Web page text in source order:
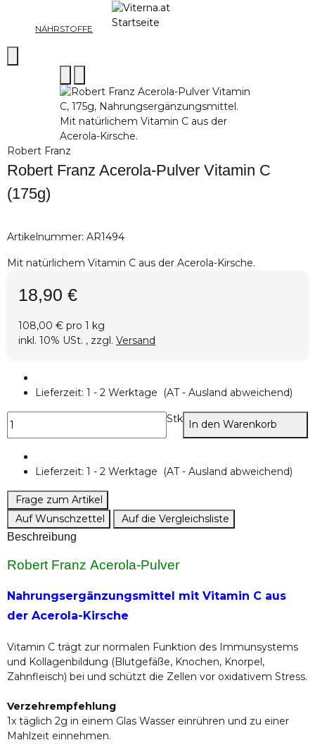
NÄHRSTOFFE
Robert Franz
Robert Franz Acerola-Pulver Vitamin C
(175g)
Artikelnummer: AR1494
Mit natürlichem Vitamin C aus der Acerola-Kirsche.
18,90 €
108,00 € pro 1 kg
inkl. 10% USt. , zzgl. Versand
Lieferzeit: 1 - 2 Werktage (AT - Ausland abweichend)
Stk In den Warenkorb
Lieferzeit: 1 - 2 Werktage (AT - Ausland abweichend)
Frage zum Artikel
Auf Wunschzettel
Auf die Vergleichsliste
Beschreibung
Robert Franz Acerola-Pulver
Nahrungsergänzungsmittel mit Vitamin C aus
der Acerola-Kirsche
Vitamin C trägt zur normalen Funktion des Immunsystems
und Kollagenbildung (Blutgefäße, Knochen, Knorpel,
Zahnfleisch) bei und schützt die Zellen vor oxidativem Stress.
Verzehrempfehlung
1x täglich 2g in einem Glas Wasser einrühren und zu einer
Mahlzeit einnehmen.